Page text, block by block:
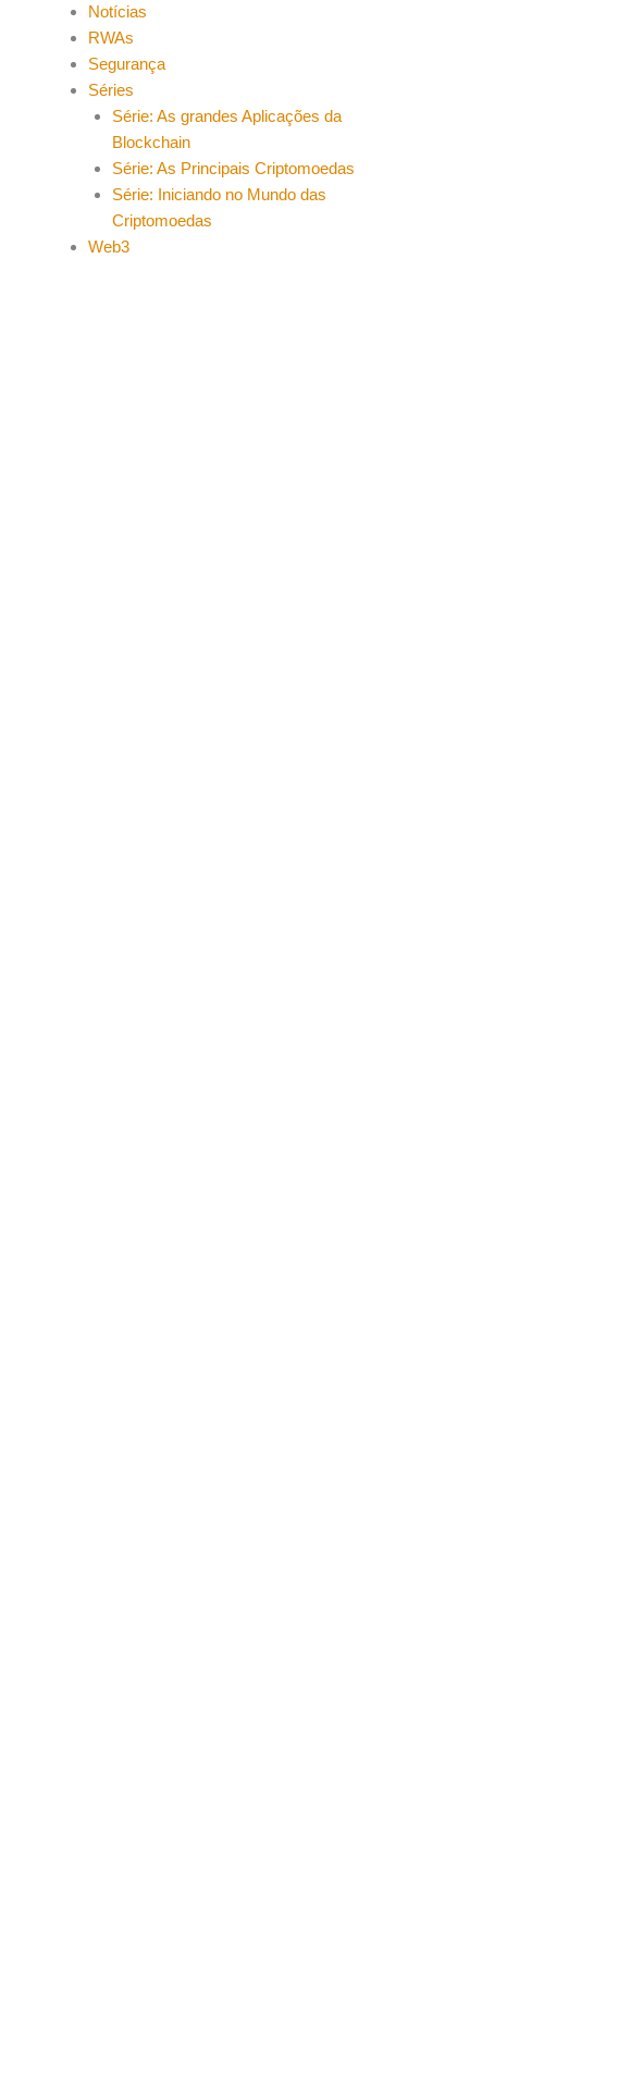
Notícias
RWAs
Segurança
Séries
Série: As grandes Aplicações da
Blockchain
Série: As Principais Criptomoedas
Série: Iniciando no Mundo das
Criptomoedas
Web3